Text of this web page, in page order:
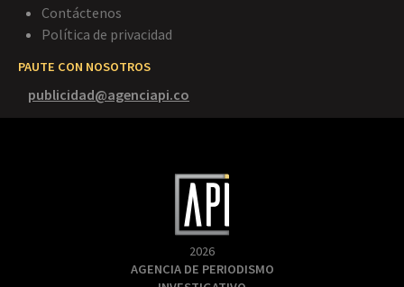
Contáctenos
Política de privacidad
PAUTE CON NOSOTROS
publicidad@agenciapi.co
2026
AGENCIA DE PERIODISMO